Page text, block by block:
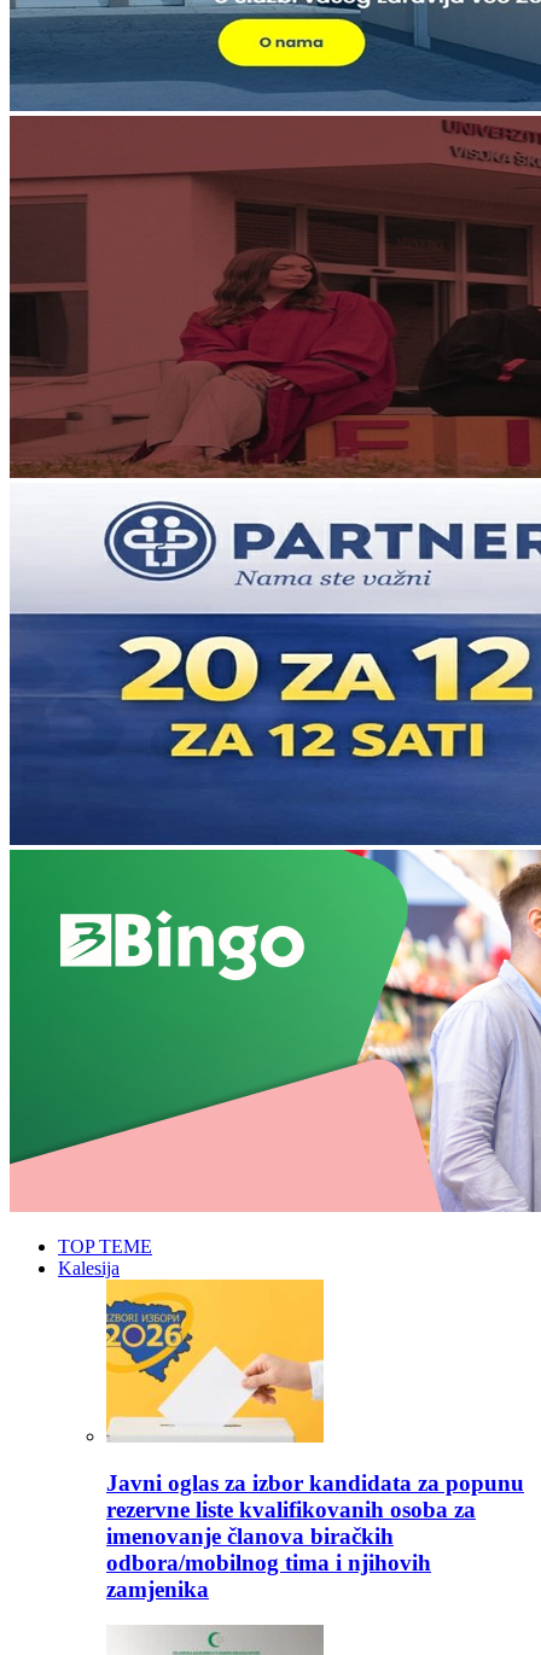
TOP TEME
Kalesija
Javni oglas za izbor kandidata za popunu
rezervne liste kvalifikovanih osoba za
imenovanje članova biračkih
odbora/mobilnog tima i njihovih
zamjenika